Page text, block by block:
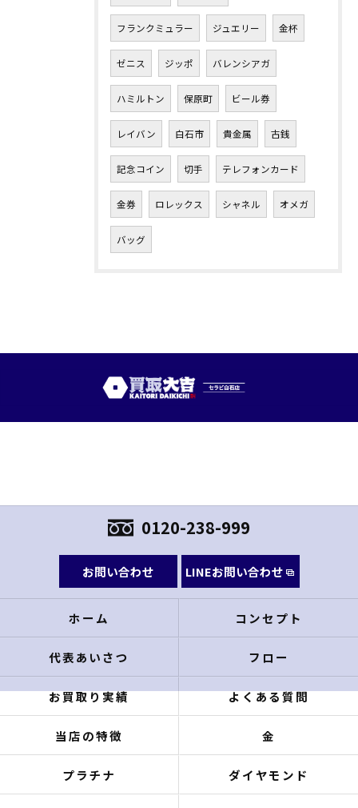
フランクミュラー ジュエリー 金杯
ゼニス ジッポ バレンシアガ
ハミルトン 保原町 ビール券
レイバン 白石市 貴金属 古銭
記念コイン 切手 テレフォンカード
金券 ロレックス シャネル オメガ
バッグ
0120-238-999
お問い合わせ LINEお問い合わせ
ホーム コンセプト
代表あいさつ フロー
お買取り実績 よくある質問
当店の特徴 金
プラチナ ダイヤモンド